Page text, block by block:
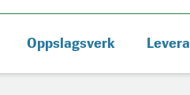
Oppslagsverk